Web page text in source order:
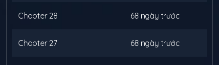
Chapter 28 68 ngày trước
Chapter 27 68 ngày trước